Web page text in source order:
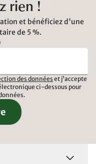
rien !
et bénéficiez d'une
de 5 %.
des donnéeset j'accepte
ci-dessous pour